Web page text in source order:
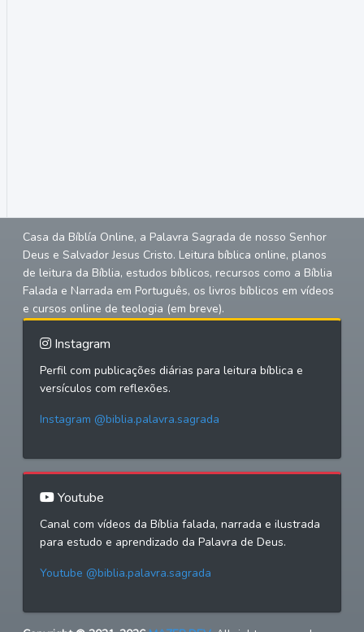
Casa da Bíblía Online, a Palavra Sagrada de nosso Senhor
Deus e Salvador Jesus Cristo. Leitura bíblica online, planos
de leitura da Bíblia, estudos bíblicos, recursos como a Bíblia
Falada e Narrada em Português, os livros bíblicos em vídeos
e cursos online de teologia (em breve).
Instagram
Perfil com publicações diárias para leitura bíblica e
versículos com reflexões.
Instagram @biblia.palavra.sagrada
Youtube
Canal com vídeos da Bíblia falada, narrada e ilustrada
para estudo e aprendizado da Palavra de Deus.
Youtube @biblia.palavra.sagrada